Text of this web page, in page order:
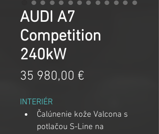
AUDI A7
Competition
240kW
35 980,00 €
INTERIÉR
Čalúnenie kože Valcona s
potlačou S-Line na